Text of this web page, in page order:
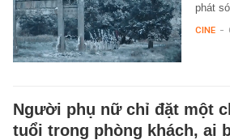
phát
CINE -
Người phụ nữ chỉ đặt một
tuổi trong phòng khách, ai